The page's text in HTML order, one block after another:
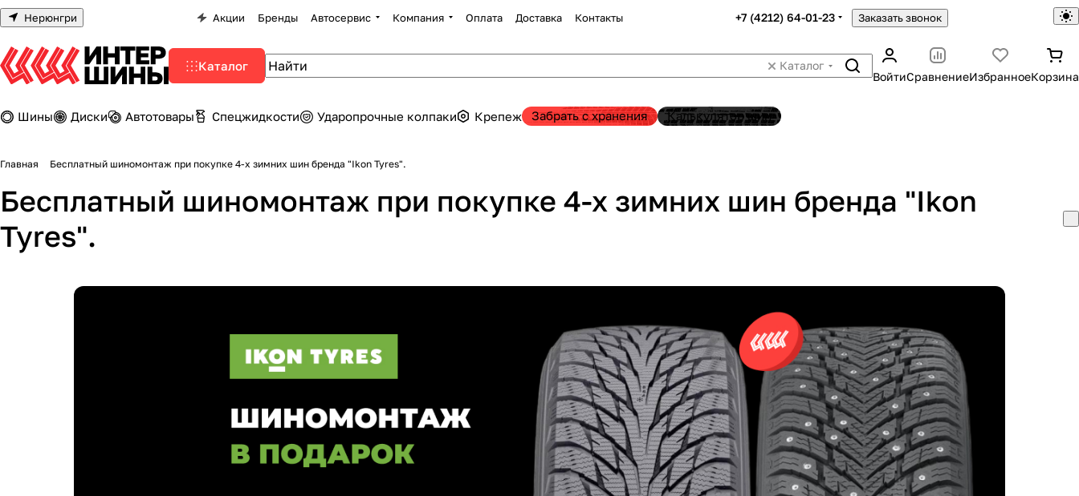
Нерюнгри Акции Бренды Автосервис Компания Оплата Доставка Контакты +7 (4212) 64-01-23 Заказать звонок
Каталог
Каталог
ВойтиСравнениеИзбранноеКорзина
Шины Диски Автотовары Спецжидкости Ударопрочные колпаки Крепеж Забрать с хранения Калькулятор шин
Главная Бесплатный шиномонтаж при покупке 4-х зимних шин бренда "Ikon Tyres".
Бесплатный шиномонтаж при покупке 4-х зимних шин бренда "Ikon
Tyres".